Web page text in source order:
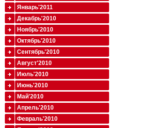
Январь'2011
Декабрь'2010
Ноябрь'2010
Октябрь'2010
Сентябрь'2010
Август'2010
Июль'2010
Июнь'2010
Май'2010
Апрель'2010
Февраль'2010